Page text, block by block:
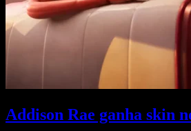
Addison Rae ganha skin